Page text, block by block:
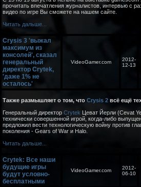
прочитать впечатления журналистов, интервью с
видео по игре Вы сможете на нашем сайте.
Читать дальше...
Crysis 3 'выжал
максимум из
консолей', сказал
генеральный
директор Crytek,
'даже 1% не
осталось'
VideoGamer.com
2012-
12-13
Также размышляет о том, что Crysis 2 всё ещё
Генеральный директор Crytek Цеват Йерли (Cevat
технически совершенной игрой, когда-либо
предложил вести технологическую войну против
поколения - Gears of War и Halo.
Читать дальше...
Crytek: Все наши
будущие игры
будут условно-
бесплатными
VideoGamer.com
2012-
06-10